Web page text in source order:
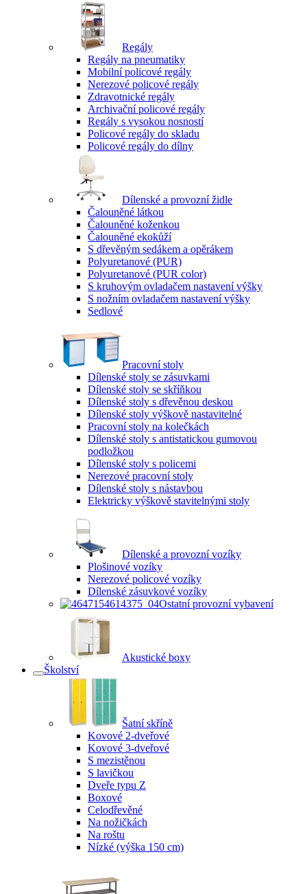
Regály
Regály na pneumatiky
Mobilní policové regály
Nerezové policové regály
Zdravotnické regály
Archivační policové regály
Regály s vysokou nosností
Policové regály do skladu
Policové regály do dílny
Dílenské a provozní židle
Čalouněné látkou
Čalouněné koženkou
Čalouněné ekokůží
S dřevěným sedákem a opěrákem
Polyuretanové (PUR)
Polyuretanové (PUR color)
S kruhovým ovladačem nastavení výšky
S nožním ovladačem nastavení výšky
Sedlové
Pracovní stoly
Dílenské stoly se zásuvkami
Dílenské stoly se skříňkou
Dílenské stoly s dřevěnou deskou
Dílenské stoly výškově nastavitelné
Pracovní stoly na kolečkách
Dílenské stoly s antistatickou gumovou
podložkou
Dílenské stoly s policemi
Nerezové pracovní stoly
Dílenské stoly s nástavbou
Elektricky výškově stavitelnými stoly
Dílenské a provozní vozíky
Plošinové vozíky
Nerezové policové vozíky
Dílenské zásuvkové vozíky
Ostatní provozní vybavení
Akustické boxy
Školství
Šatní skříně
Kovové 2-dveřové
Kovové 3-dveřové
S mezistěnou
S lavičkou
Dveře typu Z
Boxové
Celodřevěné
Na nožičkách
Na roštu
Nízké (výška 150 cm)